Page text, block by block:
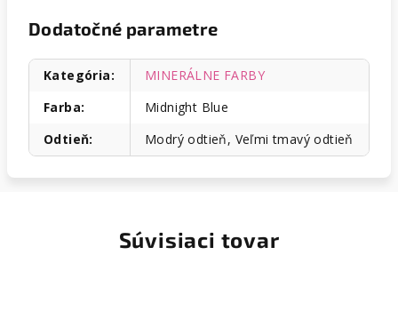
Dodatočné parametre
Kategória:
MINERÁLNE FARBY
Farba:
Midnight Blue
Odtieň: Modrý odtieň, Veľmi tmavý odtieň
Súvisiaci tovar